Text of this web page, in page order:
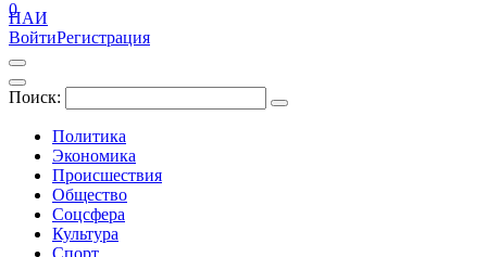
ПАИ
ВойтиРегистрация
Поиск:
Политика
Экономика
Происшествия
Общество
Соцсфера
Культура
Спорт
0